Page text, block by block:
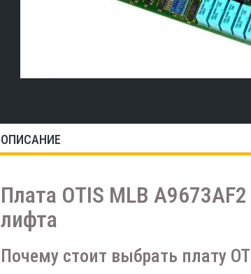
ОПИСАНИЕ
Плата OTIS MLB
лифта
Почему стоит выбрать плату